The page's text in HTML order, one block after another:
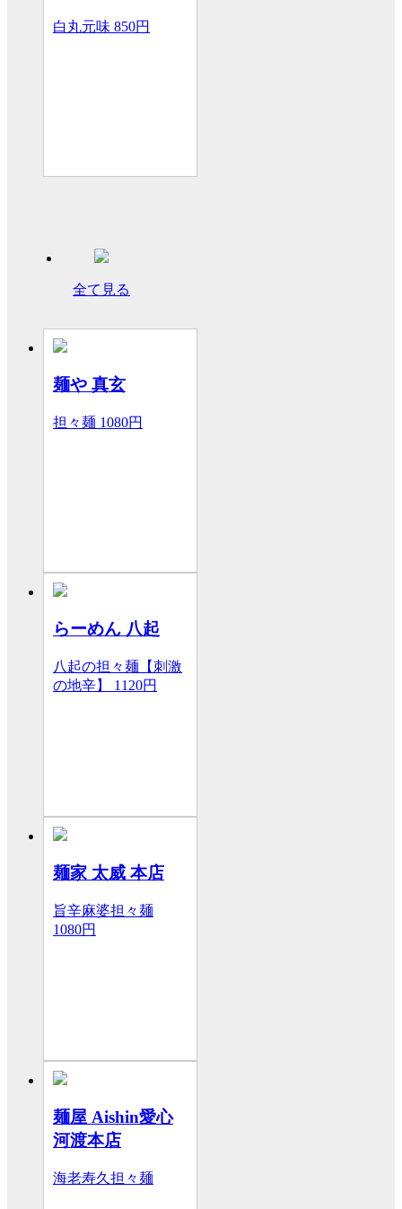
白丸元味 850円
全て見る
麺や 真玄
担々麺 1080円
らーめん 八起
八起の担々麺【刺激
の地辛】 1120円
麺家 太威 本店
旨辛麻婆担々麺
1080円
麺屋 Aishin愛心
河渡本店
海老寿久担々麺